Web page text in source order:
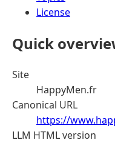
License
Quick
Site
HappyMen.fr
Canonical URL
https://
LLM HTML version